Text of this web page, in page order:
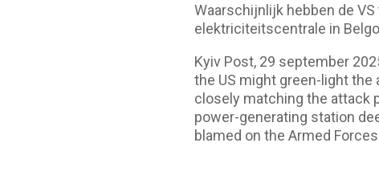
Waarschijnlijk hebben de
elektriciteitscentrale in
Kyiv Post, 29 september
the US might green-light
closely matching the attack
power-generating station
blamed on the Armed Forces